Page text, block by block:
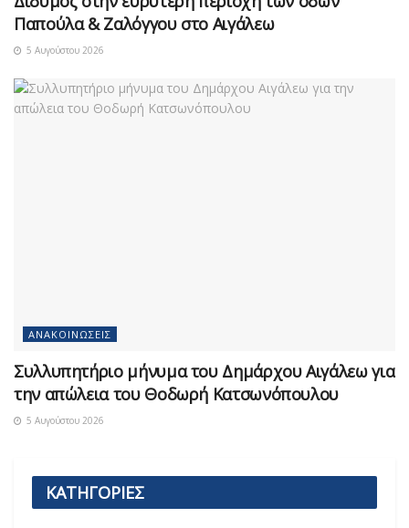
Παπούλα & Ζαλόγγου στο Αιγάλεω
5 Αυγούστου 2026
ΑΝΑΚΟΙΝΏΣΕΙΣ
Συλλυπητήριο μήνυμα του Δημάρχου Αιγάλεω για
την απώλεια του Θοδωρή Κατσωνόπουλου
5 Αυγούστου 2026
ΚΑΤΗΓΟΡΙΕΣ